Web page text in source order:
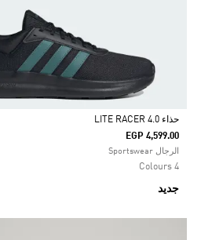
Selected
حذاء LITE RACER 4.0
EGP 4,599.00
الرجال Sportswear
4 Colours
جديد